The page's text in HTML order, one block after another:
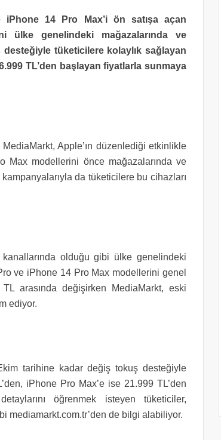
14 Pro Max’i ön satışa açan
ülke genelindeki mağazalarında ve
tüketicilere kolaylık sağlayan
TL’den başlayan fiyatlarla sunmaya
Apple’ın düzenlediği etkinlikle
modellerini önce mağazalarında ve
da tüketicilere bu cihazları
olduğu gibi ülke genelindeki
ve iPhone 14 Pro Max modellerini genel
arasında değişirken MediaMarkt, eski
ediyor.
tarihine kadar değiş tokuş desteğiyle
iPhone Pro Max’e ise 21.999 TL’den
öğrenmek isteyen tüketiciler,
mediamarkt.com.tr’den de bilgi alabiliyor.